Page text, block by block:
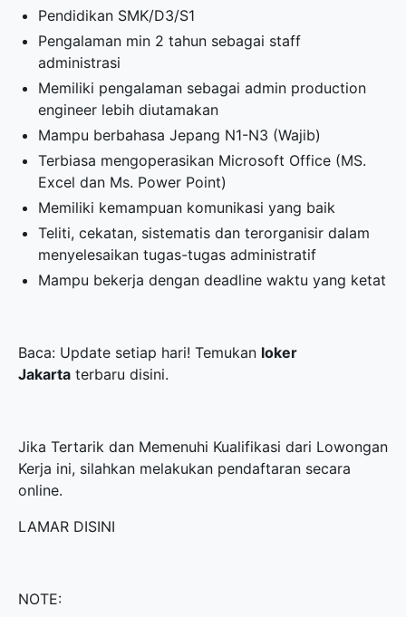
Pendidikan SMK/D3/S1
Pengalaman min 2 tahun sebagai staff
administrasi
Memiliki pengalaman sebagai admin production
engineer lebih diutamakan
Mampu berbahasa Jepang N1-N3 (Wajib)
Terbiasa mengoperasikan Microsoft Office (MS.
Excel dan Ms. Power Point)
Memiliki kemampuan komunikasi yang baik
Teliti, cekatan, sistematis dan terorganisir dalam
menyelesaikan tugas-tugas administratif
Mampu bekerja dengan deadline waktu yang ketat
Baca: Update setiap hari! Temukan loker
Jakarta terbaru disini.
Jika Tertarik dan Memenuhi Kualifikasi dari Lowongan
Kerja ini, silahkan melakukan pendaftaran secara
online.
LAMAR DISINI
NOTE: